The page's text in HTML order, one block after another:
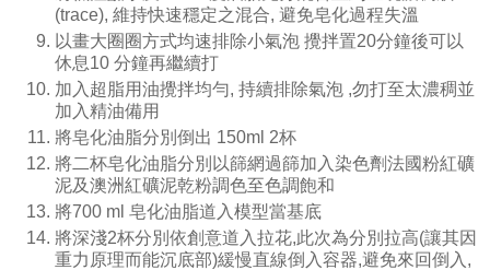
(trace), 維持快速穩定之混合, 避免皂化過程失溫
以畫大圈圈方式均速排除小氣泡 攪拌置20分鐘後可以
休息10 分鐘再繼續打
加入超脂用油攪拌均勻, 持續排除氣泡 ,勿打至太濃稠並
加入精油備用
將皂化油脂分別倒出 150ml 2杯
將二杯皂化油脂分別以篩網過篩加入染色劑法國粉紅礦
泥及澳洲紅礦泥乾粉調色至色調飽和
將700 ml 皂化油脂道入模型當基底
將深淺2杯分別依創意道入拉花,此次為分別拉高(讓其因
重力原理而能沉底部)緩慢直線倒入容器,避免來回倒入,